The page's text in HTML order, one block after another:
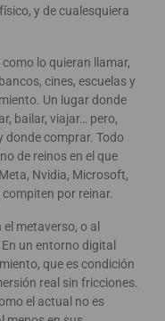
y de cualesquiera
lo quieran llamar,
cines, escuelas y
Un lugar donde
bailar, viajar… pero,
donde comprar. Todo
de reinos en el que
Nvidia, Microsoft,
por reinar.
metaverso, o al
un entorno digital
que es condición
real sin fricciones.
el actual no es